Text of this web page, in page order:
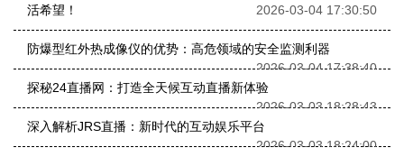
活希望！
2026-03-04 17:30:50
防爆型红外热成像仪的优势：高危领域的安全监测利器
2026-03-04 17:38:40
探秘24直播网：打造全天候互动直播新体验
2026-03-03 18:28:43
深入解析JRS直播：新时代的互动娱乐平台
2026-03-03 18:24:00